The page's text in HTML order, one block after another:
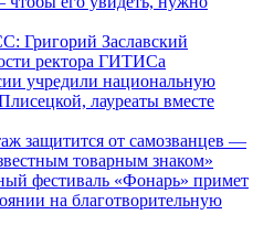
Григорий Заславский
ректора ГИТИСа
учредили национальную
лауреаты вместе
защитится от самозванцев —
товарным знаком»
фестиваль «Фонарь» примет
на благотворительную